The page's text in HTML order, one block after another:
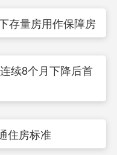
存量房用作保障房
续8个月下降后首
住房标准